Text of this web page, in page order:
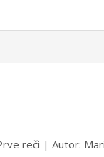
reči | Autor: